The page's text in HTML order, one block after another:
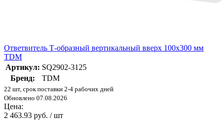
Ответвитель Т-образный вертикальный вверх 100х300 мм
TDM
Артикул: SQ2902-3125
Бренд:
TDM
22 шт, срок поставки 2-4 рабочих дней
Обновлено 07.08.2026
Цена:
2 463.93 руб. / шт